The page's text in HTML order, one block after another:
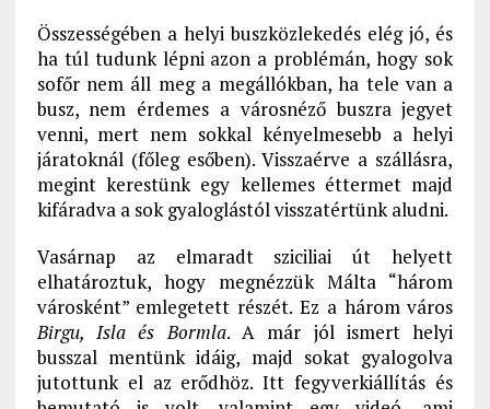
Összességében a helyi buszközlekedés elég jó, és
ha túl tudunk lépni azon a problémán, hogy sok
sofőr nem áll meg a megállókban, ha tele van a
busz, nem érdemes a városnéző buszra jegyet
venni, mert nem sokkal kényelmesebb a helyi
járatoknál (főleg esőben). Visszaérve a szállásra,
megint kerestünk egy kellemes éttermet majd
kifáradva a sok gyaloglástól visszatértünk aludni.
Vasárnap az elmaradt sziciliai út helyett
elhatároztuk, hogy megnézzük Málta “három
városként” emlegetett részét. Ez a három város
Birgu, Isla és Bormla. A már jól ismert helyi
busszal mentünk idáig, majd sokat gyalogolva
jutottunk el az erődhöz. Itt fegyverkiállítás és